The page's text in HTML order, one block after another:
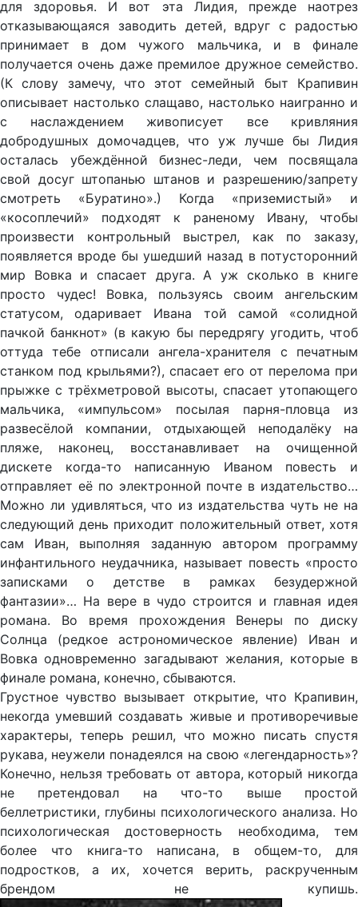
для здоровья. И вот эта Лидия, прежде наотрез
отказывающаяся заводить детей, вдруг с радостью
принимает в дом чужого мальчика, и в финале
получается очень даже премилое дружное семейство.
(К слову замечу, что этот семейный быт Крапивин
описывает настолько слащаво, настолько наигранно и
с наслаждением живописует все кривляния
добродушных домочадцев, что уж лучше бы Лидия
осталась убеждённой бизнес-леди, чем посвящала
свой досуг штопанью штанов и разрешению/запрету
смотреть «Буратино».) Когда «приземистый» и
«косоплечий» подходят к раненому Ивану, чтобы
произвести контрольный выстрел, как по заказу,
появляется вроде бы ушедший назад в потусторонний
мир Вовка и спасает друга. А уж сколько в книге
просто чудес! Вовка, пользуясь своим ангельским
статусом, одаривает Ивана той самой «солидной
пачкой банкнот» (в какую бы передрягу угодить, чтоб
оттуда тебе отписали ангела-хранителя с печатным
станком под крыльями?), спасает его от перелома при
прыжке с трёхметровой высоты, спасает утопающего
мальчика, «импульсом» посылая парня-пловца из
развесёлой компании, отдыхающей неподалёку на
пляже, наконец, восстанавливает на очищенной
дискете когда-то написанную Иваном повесть и
отправляет её по электронной почте в издательство…
Можно ли удивляться, что из издательства чуть не на
следующий день приходит положительный ответ, хотя
сам Иван, выполняя заданную автором программу
инфантильного неудачника, называет повесть «просто
записками о детстве в рамках безудержной
фантазии»… На вере в чудо строится и главная идея
романа. Во время прохождения Венеры по диску
Солнца (редкое астрономическое явление) Иван и
Вовка одновременно загадывают желания, которые в
финале романа, конечно, сбываются.
Грустное чувство вызывает открытие, что Крапивин,
некогда умевший создавать живые и противоречивые
характеры, теперь решил, что можно писать спустя
рукава, неужели понадеялся на свою «легендарность»?
Конечно, нельзя требовать от автора, который никогда
не претендовал на что-то выше простой
беллетристики, глубины психологического анализа. Но
психологическая достоверность необходима, тем
более что книга-то написана, в общем-то, для
подростков, а их, хочется верить, раскрученным
брендом не купишь.